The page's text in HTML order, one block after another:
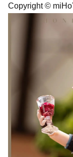
Copyright ©